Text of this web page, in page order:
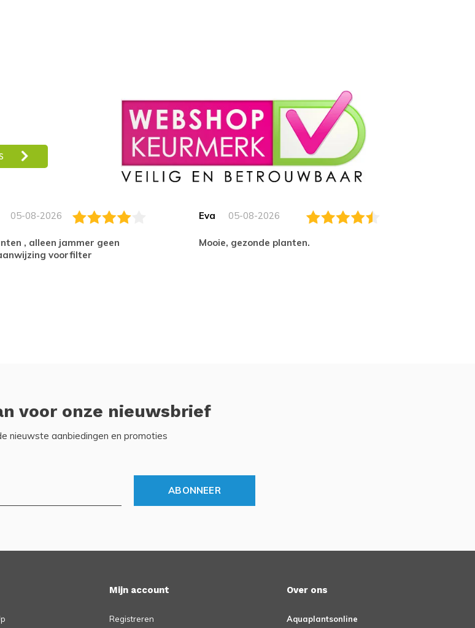
05-08-2026
voorfilter
Eva 05-08-2026
Mooie, gezonde planten.
voor onze nieuwsbrief
nieuwste aanbiedingen en promoties
ABONNEER
Mijn account
Registreren
Over ons
Aquaplantsonline